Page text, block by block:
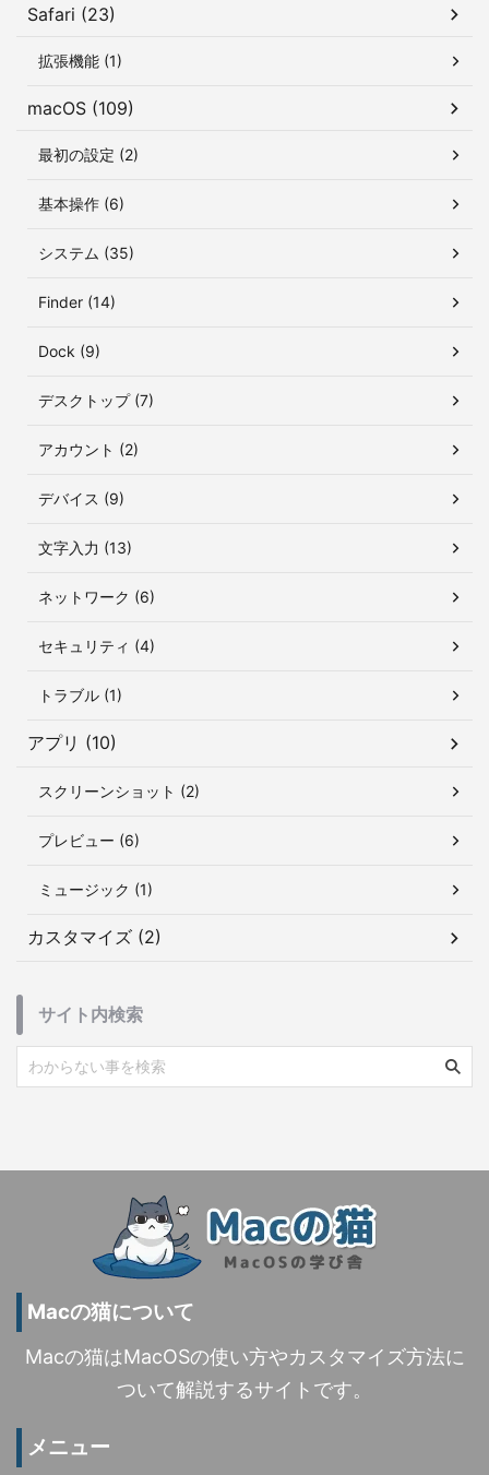
Safari (23)
拡張機能 (1)
macOS (109)
最初の設定 (2)
基本操作 (6)
システム (35)
Finder (14)
Dock (9)
デスクトップ (7)
アカウント (2)
デバイス (9)
文字入力 (13)
ネットワーク (6)
セキュリティ (4)
トラブル (1)
アプリ (10)
スクリーンショット (2)
プレビュー (6)
ミュージック (1)
カスタマイズ (2)
サイト内検索
Macの猫について
Macの猫はMacOSの使い方やカスタマイズ方法に
ついて解説するサイトです。
メニュー